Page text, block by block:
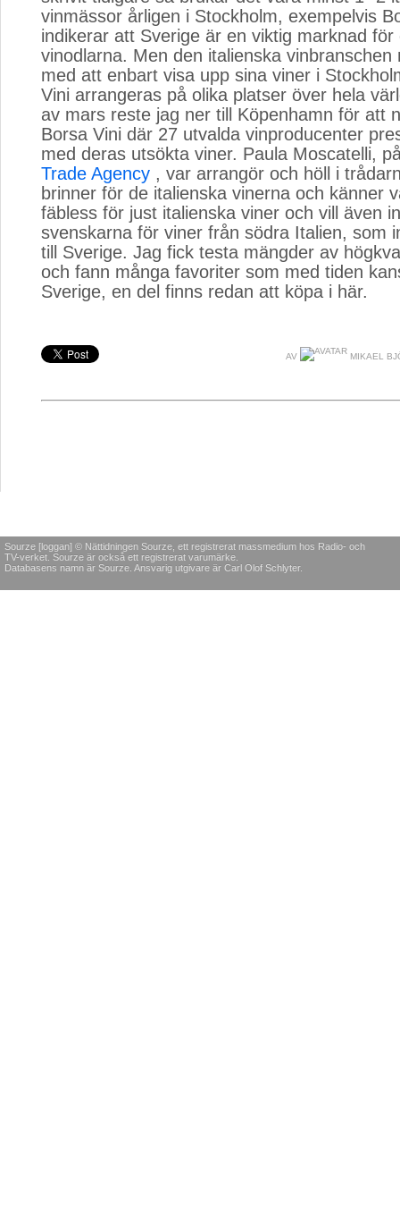
vinmässor årligen i Stockholm, exempelvis
indikerar att Sverige är en viktig marknad för
vinodlarna. Men den italienska vinbranschen
med att enbart visa upp sina viner i
Vini arrangeras på olika platser över hela
av mars reste jag ner till Köpenhamn för att
Borsa Vini där 27 utvalda vinproducenter
med deras utsökta viner. Paula Moscatelli,
Trade Agency , var arrangör och höll i
brinner för de italienska vinerna och känner
fäbless för just italienska viner och vill även
svenskarna för viner från södra Italien, som
till Sverige. Jag fick testa mängder av
och fann många favoriter som med tiden
Sverige, en del finns redan att köpa i här.
AV MIKAEL
Sourze [loggan] © Nättidningen Sourze, ett registrerat massmedium hos Radio- och
TV-verket. Sourze är också ett registrerat varumärke.
Databasens namn är Sourze. Ansvarig utgivare är Carl Olof Schlyter.